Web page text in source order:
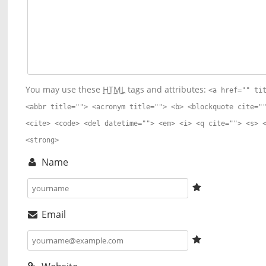
You may use these HTML tags and attributes:<a href=""
<abbr title=""> <acronym title=""> <b> <blockquote
<cite> <code> <del datetime=""> <em> <i> <q cite=""> <s>
<strong>
Name
Email